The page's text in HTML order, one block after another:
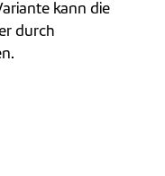
kann die
durch